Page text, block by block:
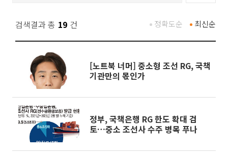
검색결과 총 19 건 최신순
정확도순
[노트북 너머] 중소형 조선 RG, 국책
기관만의 몫인가
정부, 국책은행 RG 한도 확대 검
토…중소 조선사 수주 병목 푸나